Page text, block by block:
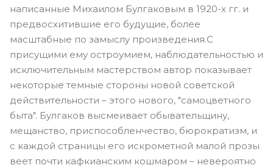
написанные Михаилом Булгаковым в 1920-х гг. и
предвосхитившие его будущие, более
масштабные по замыслу произведения.С
присущими ему остроумием, наблюдательностью и
исключительным мастерством автор показывает
некоторые темные стороны новой советской
действительности – этого нового, "самоцветного
быта". Булгаков высмеивает обывательщину,
мещанство, приспособленчество, бюрократизм, и
с каждой страницы его искрометной малой прозы
веет почти кафкианским кошмаром – невероятно